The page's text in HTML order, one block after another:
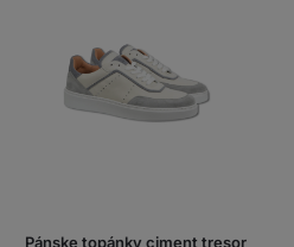
Pánske topánky ciment tresor